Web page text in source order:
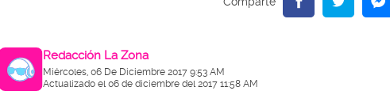
Redacción La Zona
Miércoles, 06 De Diciembre 2017 9:53 AM
Actualizado el 06 de diciembre del 2017 11:58 AM